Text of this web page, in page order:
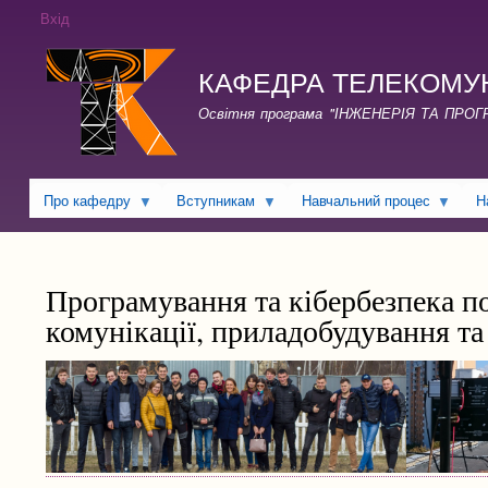
Вхід
КАФЕДРА
Освітня програма "ІНЖЕНЕРІЯ ТА
Про кафедру Вступникам Навчальний процес
Програмування та кібербезпека
комунікації, приладобудування